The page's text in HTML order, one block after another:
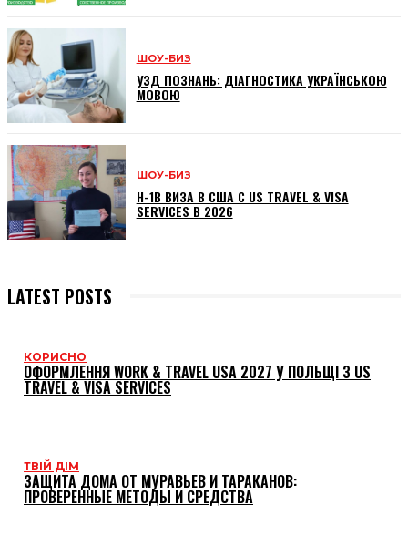
ШОУ-БИЗ
УЗД ПОЗНАНЬ: ДІАГНОСТИКА УКРАЇНСЬКОЮ
МОВОЮ
ШОУ-БИЗ
H-1B ВИЗА В США С US TRAVEL & VISA
SERVICES В 2026
LATEST POSTS
КОРИСНО
ОФОРМЛЕННЯ WORK & TRAVEL USA 2027 У ПОЛЬЩІ З US
TRAVEL & VISA SERVICES
ТВІЙ ДІМ
ЗАЩИТА ДОМА ОТ МУРАВЬЕВ И ТАРАКАНОВ:
ПРОВЕРЕННЫЕ МЕТОДЫ И СРЕДСТВА